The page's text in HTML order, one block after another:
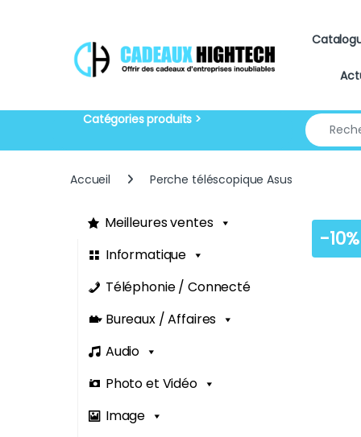
Search for:
Accueil Perche téléscopique Asus
-10%
Meilleures ventes
Informatique
Téléphonie / Connecté
Bureaux / Affaires
Audio
Photo et Vidéo
Image